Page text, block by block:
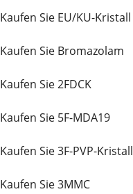
Kaufen Sie EU/KU-Kristall
Kaufen Sie Bromazolam
Kaufen Sie 2FDCK
Kaufen Sie 5F-MDA19
Kaufen Sie 3F-PVP-Kristall
Kaufen Sie 3MMC